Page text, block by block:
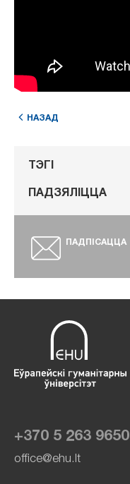
НАЗАД
ТЭГІ
ПАДЗЯЛІЦЦА
ПАДПІСАЦЦА
+370 5 263 9650
office@ehu.lt